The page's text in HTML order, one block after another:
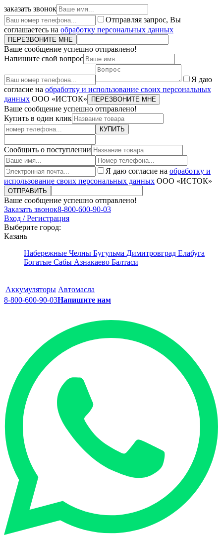
заказать звонок
Отправляя запрос, Вы
соглашаетесь на обработку персональных данных
ПЕРЕЗВОНИТЕ МНЕ
Ваше сообщение успешно отправлено!
Напишите свой вопрос
Я даю
согласие на обработку и использование своих персональных
данных ООО «ИСТОК» ПЕРЕЗВОНИТЕ МНЕ
Ваше сообщение успешно отправлено!
Купить в один клик
КУПИТЬ
Сообщить о поступлении
Я даю согласие на обработку и
использование своих персональных данных ООО «ИСТОК»
ОТПРАВИТЬ
Ваше сообщение успешно отправлено!
Заказать звонок8-800-600-90-03
Вход / Регистрация
Выберите город:
Казань
Набережные Челны Бугульма Димитровград Елабуга
Богатые Сабы Азнакаево Балтаси
Аккумуляторы Автомасла
8-800-600-90-03Напишите нам